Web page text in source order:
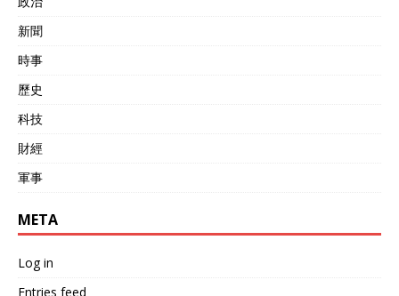
新聞
時事
歷史
科技
財經
軍事
META
Log in
Entries feed